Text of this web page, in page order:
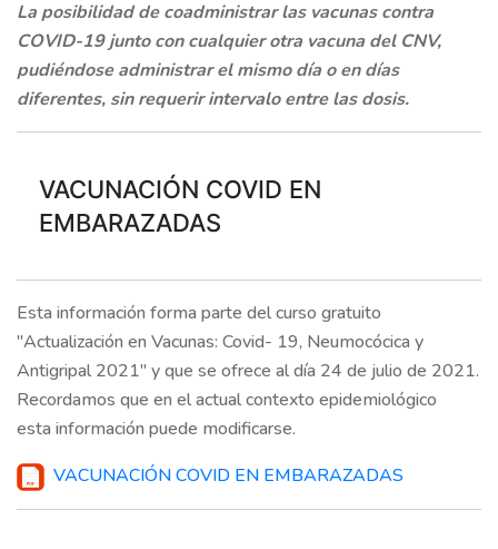
La posibilidad de coadministrar las vacunas contra
COVID-19 junto con cualquier otra vacuna del CNV,
pudiéndose administrar el mismo día o en días
diferentes, sin requerir intervalo entre las dosis.
VACUNACIÓN COVID EN
EMBARAZADAS
Esta información forma parte del curso gratuito
"Actualización en Vacunas: Covid- 19, Neumocócica y
Antigripal 2021" y que se ofrece al día 24 de julio de 2021.
Recordamos que en el actual contexto epidemiológico
esta información puede modificarse.
VACUNACIÓN COVID EN EMBARAZADAS